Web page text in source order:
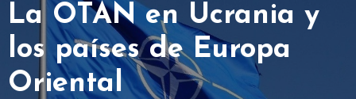
La OTAN en Ucrania y
los países de Europa
Oriental